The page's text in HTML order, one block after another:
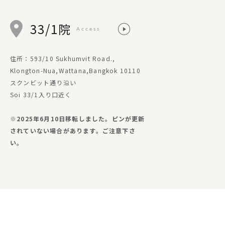
33/1院 Access
住所：593/10 Sukhumvit Road.,
Klongton-Nua,Wattana,Bangkok 10110
スクンビット通り沿い
Soi 33/1入り口近く
※2025年6月10日移転しました。ピンが更新
されていない場合があります。ご注意下さ
い。